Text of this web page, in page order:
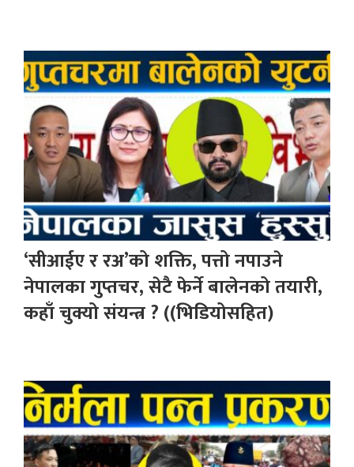
‘सीआईए र रअ’को शक्ति, पत्तो नपाउने
नेपालका गुप्तचर, सेटै फेर्ने बालेनको तयारी,
कहाँ चुक्यो संयन्त्र ? ((भिडियोसहित)